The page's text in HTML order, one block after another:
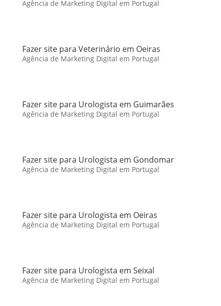
Agência de Marketing Digital em Portugal
Fazer site para Veterinário em Oeiras
Agência de Marketing Digital em Portugal
Fazer site para Urologista em Guimarães
Agência de Marketing Digital em Portugal
Fazer site para Urologista em Gondomar
Agência de Marketing Digital em Portugal
Fazer site para Urologista em Oeiras
Agência de Marketing Digital em Portugal
Fazer site para Urologista em Seixal
Agência de Marketing Digital em Portugal